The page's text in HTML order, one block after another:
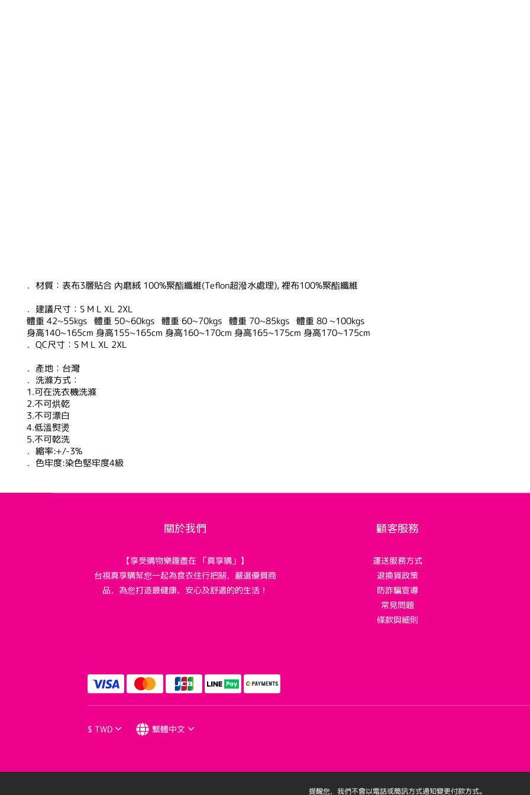
．材質：表布3層貼合 內磨絨 100%聚酯纖維(Teflon超潑水處理), 裡布100%聚酯纖維
．建議尺寸：S M L XL 2XL
體重 42~55kgs 體重 50~60kgs 體重 60~70kgs 體重 70~85kgs 體重 80 ~100kgs
身高140~165cm 身高155~165cm 身高160~170cm 身高165~175cm 身高170~175cm
．QC尺寸：S M L XL 2XL
．產地：台灣
．洗滌方式：
1.可在洗衣機洗滌
2.不可烘乾
3.不可漂白
4.低溫熨燙
5.不可乾洗
．縮率:+/-3%
．色牢度:染色堅牢度4級
關於我們
【享受購物樂趣盡在 「真享購」】
台視真享購幫您一起為食衣住行把關，嚴選優質商
品，為您打造最健康、安心及舒適的的生活！
顧客服務
運送服務方式
退換貨政策
防詐騙宣導
常見問題
條款與細則
$ TWD 繁體中文
提醒您，我們不會以電話或簡訊方式通知變更付款方式。